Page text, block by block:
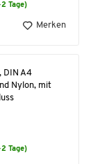
Tage)
Merken
DIN A4
Nylon, mit
Tage)